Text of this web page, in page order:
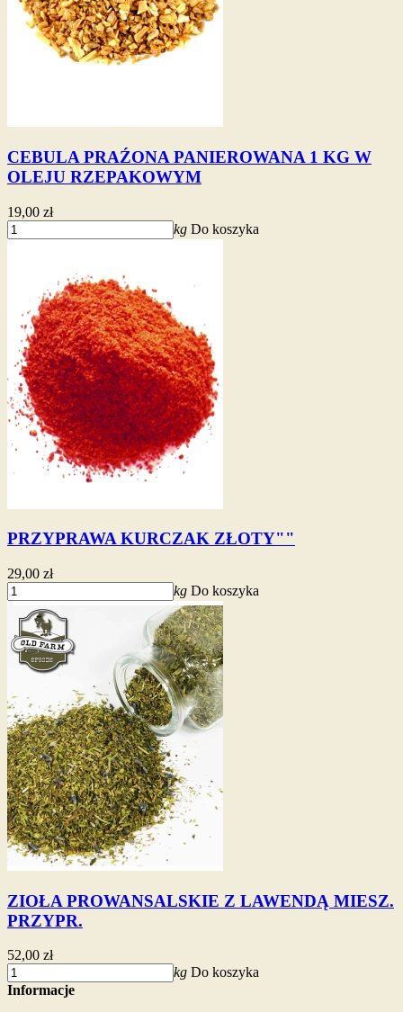
CEBULA PRAŹONA PANIEROWANA 1 KG W
OLEJU RZEPAKOWYM
19,00 zł
kg Do koszyka
PRZYPRAWA KURCZAK ZŁOTY""
29,00 zł
kg Do koszyka
ZIOŁA PROWANSALSKIE Z LAWENDĄ MIESZ.
PRZYPR.
52,00 zł
kg Do koszyka
Informacje